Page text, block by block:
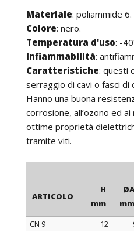
Materiale: poliammide 6.
Colore: nero.
Temperatura d'uso: -
Infiammabilità:
Caratteristiche: questi
serraggio di cavi o fasci di
Hanno una buona
corrosione, all’ozono ed
ottime proprietà
tramite viti.
ARTICOLO
H
mm
ØA
mm
CN 9 12